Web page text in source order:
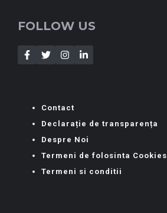
FOLLOW US
Contact
Declarație de transparența
Despre Noi
Termeni de folosinta Cookies
Termeni si conditii